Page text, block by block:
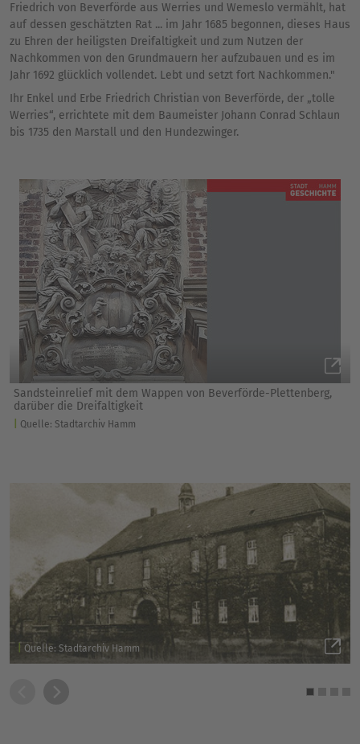
Friedrich von Beverförde aus Werries und Wemeslo vermählt, hat
auf dessen geschätzten Rat ... im Jahr 1685 begonnen, dieses Haus
zu Ehren der heiligsten Dreifaltigkeit und zum Nutzen der
Nachkommen von den Grundmauern her aufzubauen und es im
Jahr 1692 glücklich vollendet. Lebt und setzt fort Nachkommen."
Ihr Enkel und Erbe Friedrich Christian von Beverförde, der „tolle
Werries“, errichtete mit dem Baumeister Johann Conrad Schlaun
bis 1735 den Marstall und den Hundezwinger.
Sandsteinrelief mit dem Wappen von Beverförde-Plettenberg,
darüber die Dreifaltigkeit
Quelle: Stadtarchiv Hamm
Quelle: Stadtarchiv Hamm